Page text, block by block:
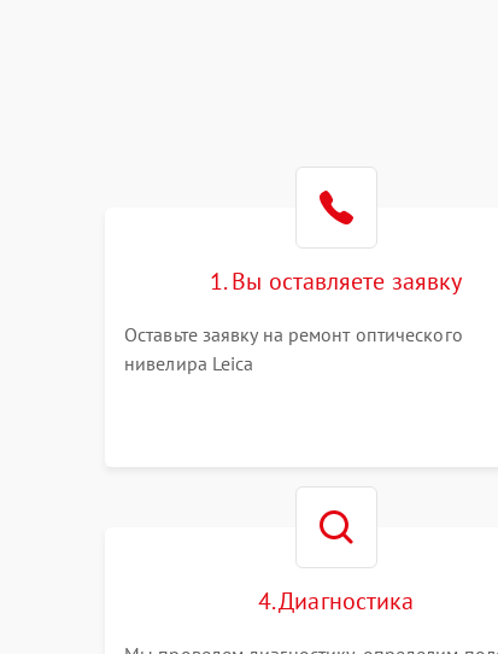
1. Вы оставляете заявку
Оставьте заявку на ремонт оптического
нивелира Leica
4. Диагностика